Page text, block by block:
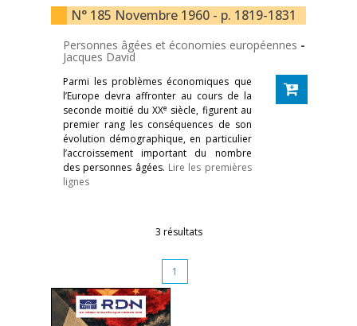
N° 185 Novembre 1960 - p. 1819-1831
Personnes âgées et économies européennes -
Jacques David
Parmi les problèmes économiques que
l’Europe devra affronter au cours de la
seconde moitié du XXe siècle, figurent au
premier rang les conséquences de son
évolution démographique, en particulier
l’accroissement important du nombre
des personnes âgées. Lire les premières
lignes
3 résultats
1